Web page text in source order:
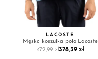
LACOSTE
Męska koszulka polo Lacoste
472,99 zł378,39 zł